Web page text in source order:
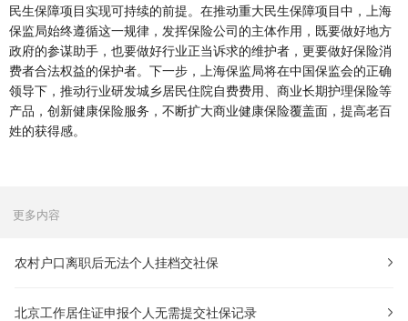
民生保障项目实现可持续的前提。在推动重大民生保障项目中，上海
保监局始终遵循这一规律，发挥保险公司的主体作用，既要做好地方
政府的参谋助手，也要做好行业正当诉求的维护者，更要做好保险消
费者合法权益的保护者。下一步，上海保监局将在中国保监会的正确
领导下，推动行业研发城乡居民住院自费费用、商业长期护理保险等
产品，创新健康保险服务，不断扩大商业健康保险覆盖面，提高老百
姓的获得感。
更多内容
农村户口离职后无法个人挂档交社保
北京工作居住证申报个人无需提交社保记录